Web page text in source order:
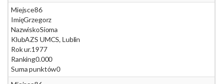
Miejsce86
ImięGrzegorz
NazwiskoSioma
KlubAZS UMCS, Lublin
Rok ur.1977
Ranking0.000
Suma punktów0